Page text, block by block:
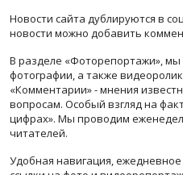
Новости сайта дублируются в
новости можно добавить
В разделе «Фоторепортажи»,
фотографии, а также
«Комментарии» - мнения
вопросам. Особый взгляд на
цифрах». Мы проводим
читателей.
Удобная навигация,